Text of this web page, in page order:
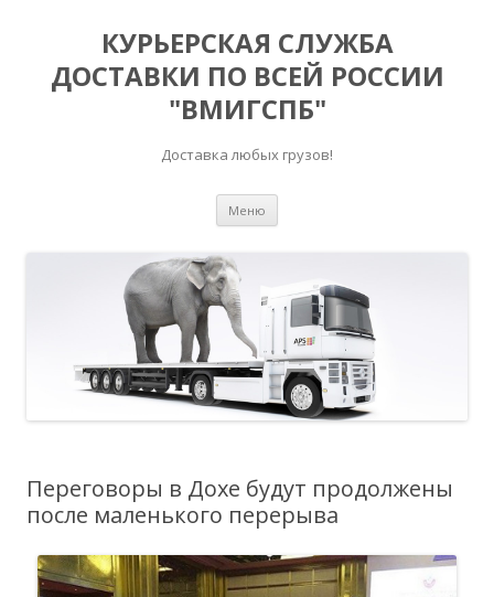
КУРЬЕРСКАЯ СЛУЖБА
ДОСТАВКИ ПО ВСЕЙ РОССИИ
"ВМИГСПБ"
Доставка любых грузов!
Меню
Переговоры в Дохе будут продолжены
после маленького перерыва